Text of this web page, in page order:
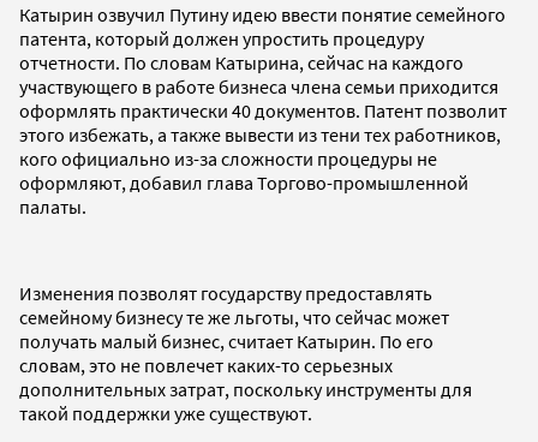
Катырин озвучил Путину идею ввести понятие семейного
патента, который должен упростить процедуру
отчетности. По словам Катырина, сейчас на каждого
участвующего в работе бизнеса члена семьи приходится
оформлять практически 40 документов. Патент позволит
этого избежать, а также вывести из тени тех работников,
кого официально из-за сложности процедуры не
оформляют, добавил глава Торгово-промышленной
палаты.
Изменения позволят государству предоставлять
семейному бизнесу те же льготы, что сейчас может
получать малый бизнес, считает Катырин. По его
словам, это не повлечет каких-то серьезных
дополнительных затрат, поскольку инструменты для
такой поддержки уже существуют.